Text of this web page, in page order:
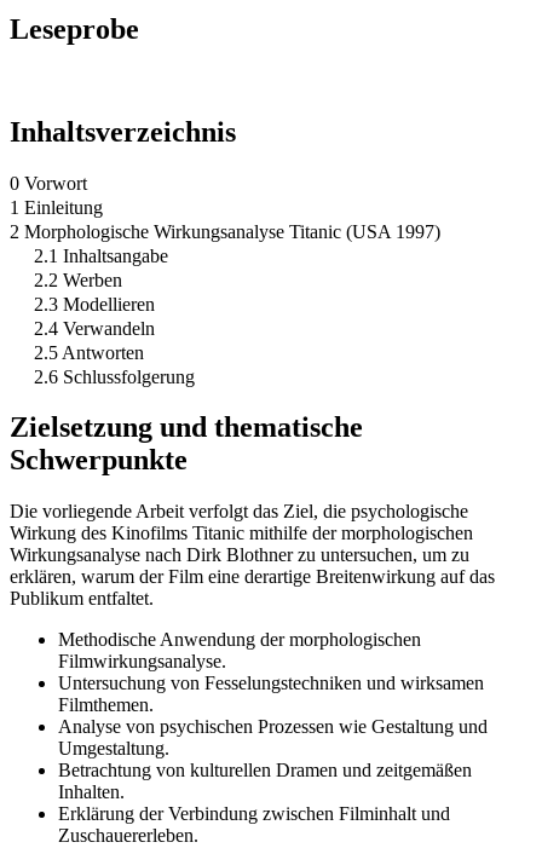
Leseprobe
Inhaltsverzeichnis
0 Vorwort
1 Einleitung
2 Morphologische Wirkungsanalyse Titanic (USA 1997)
2.1 Inhaltsangabe
2.2 Werben
2.3 Modellieren
2.4 Verwandeln
2.5 Antworten
2.6 Schlussfolgerung
Zielsetzung und thematische
Schwerpunkte
Die vorliegende Arbeit verfolgt das Ziel, die psychologische
Wirkung des Kinofilms Titanic mithilfe der morphologischen
Wirkungsanalyse nach Dirk Blothner zu untersuchen, um zu
erklären, warum der Film eine derartige Breitenwirkung auf das
Publikum entfaltet.
Methodische Anwendung der morphologischen
Filmwirkungsanalyse.
Untersuchung von Fesselungstechniken und wirksamen
Filmthemen.
Analyse von psychischen Prozessen wie Gestaltung und
Umgestaltung.
Betrachtung von kulturellen Dramen und zeitgemäßen
Inhalten.
Erklärung der Verbindung zwischen Filminhalt und
Zuschauererleben.